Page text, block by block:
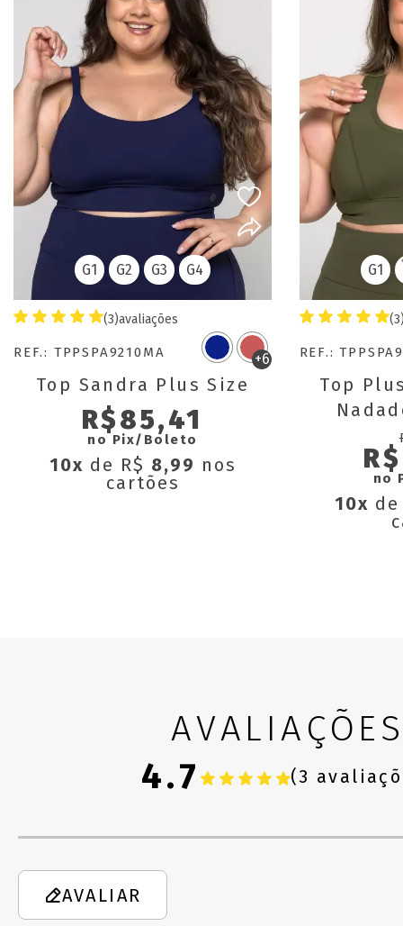
(3)avaliações
REF.: TPPSPA9210MA +6
Top Sandra Plus Size
R$85,41
no Pix/Boleto
10x de R$ 8,99 nos
cartões
G1 G2 G3 G4
REF.:
Top
no
10x
G1
4.7
(3
AVALIAR